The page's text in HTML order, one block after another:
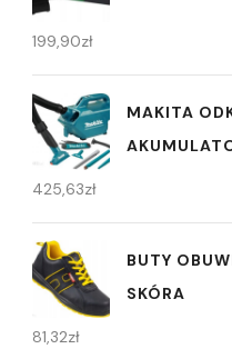
199,90zł
MAKITA
425,63zł
BUTY
SKÓRA
81,32zł